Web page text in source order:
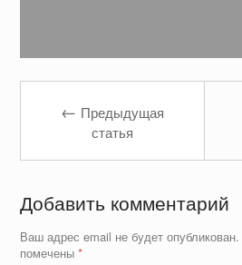
← Предыдущая
статья
Добавить комментарий
Ваш адрес email не будет опубликован.
помечены*